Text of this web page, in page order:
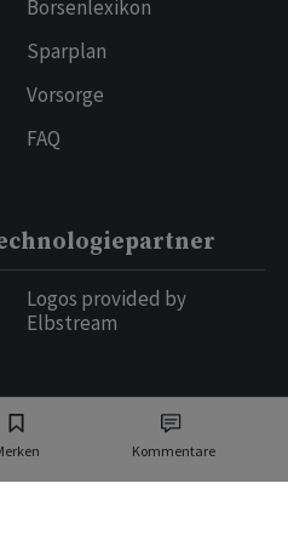
Kommentare
Börsenlexikon
Sparplan
Vorsorge
FAQ
Logos provided by
Elbstream
Schweiz